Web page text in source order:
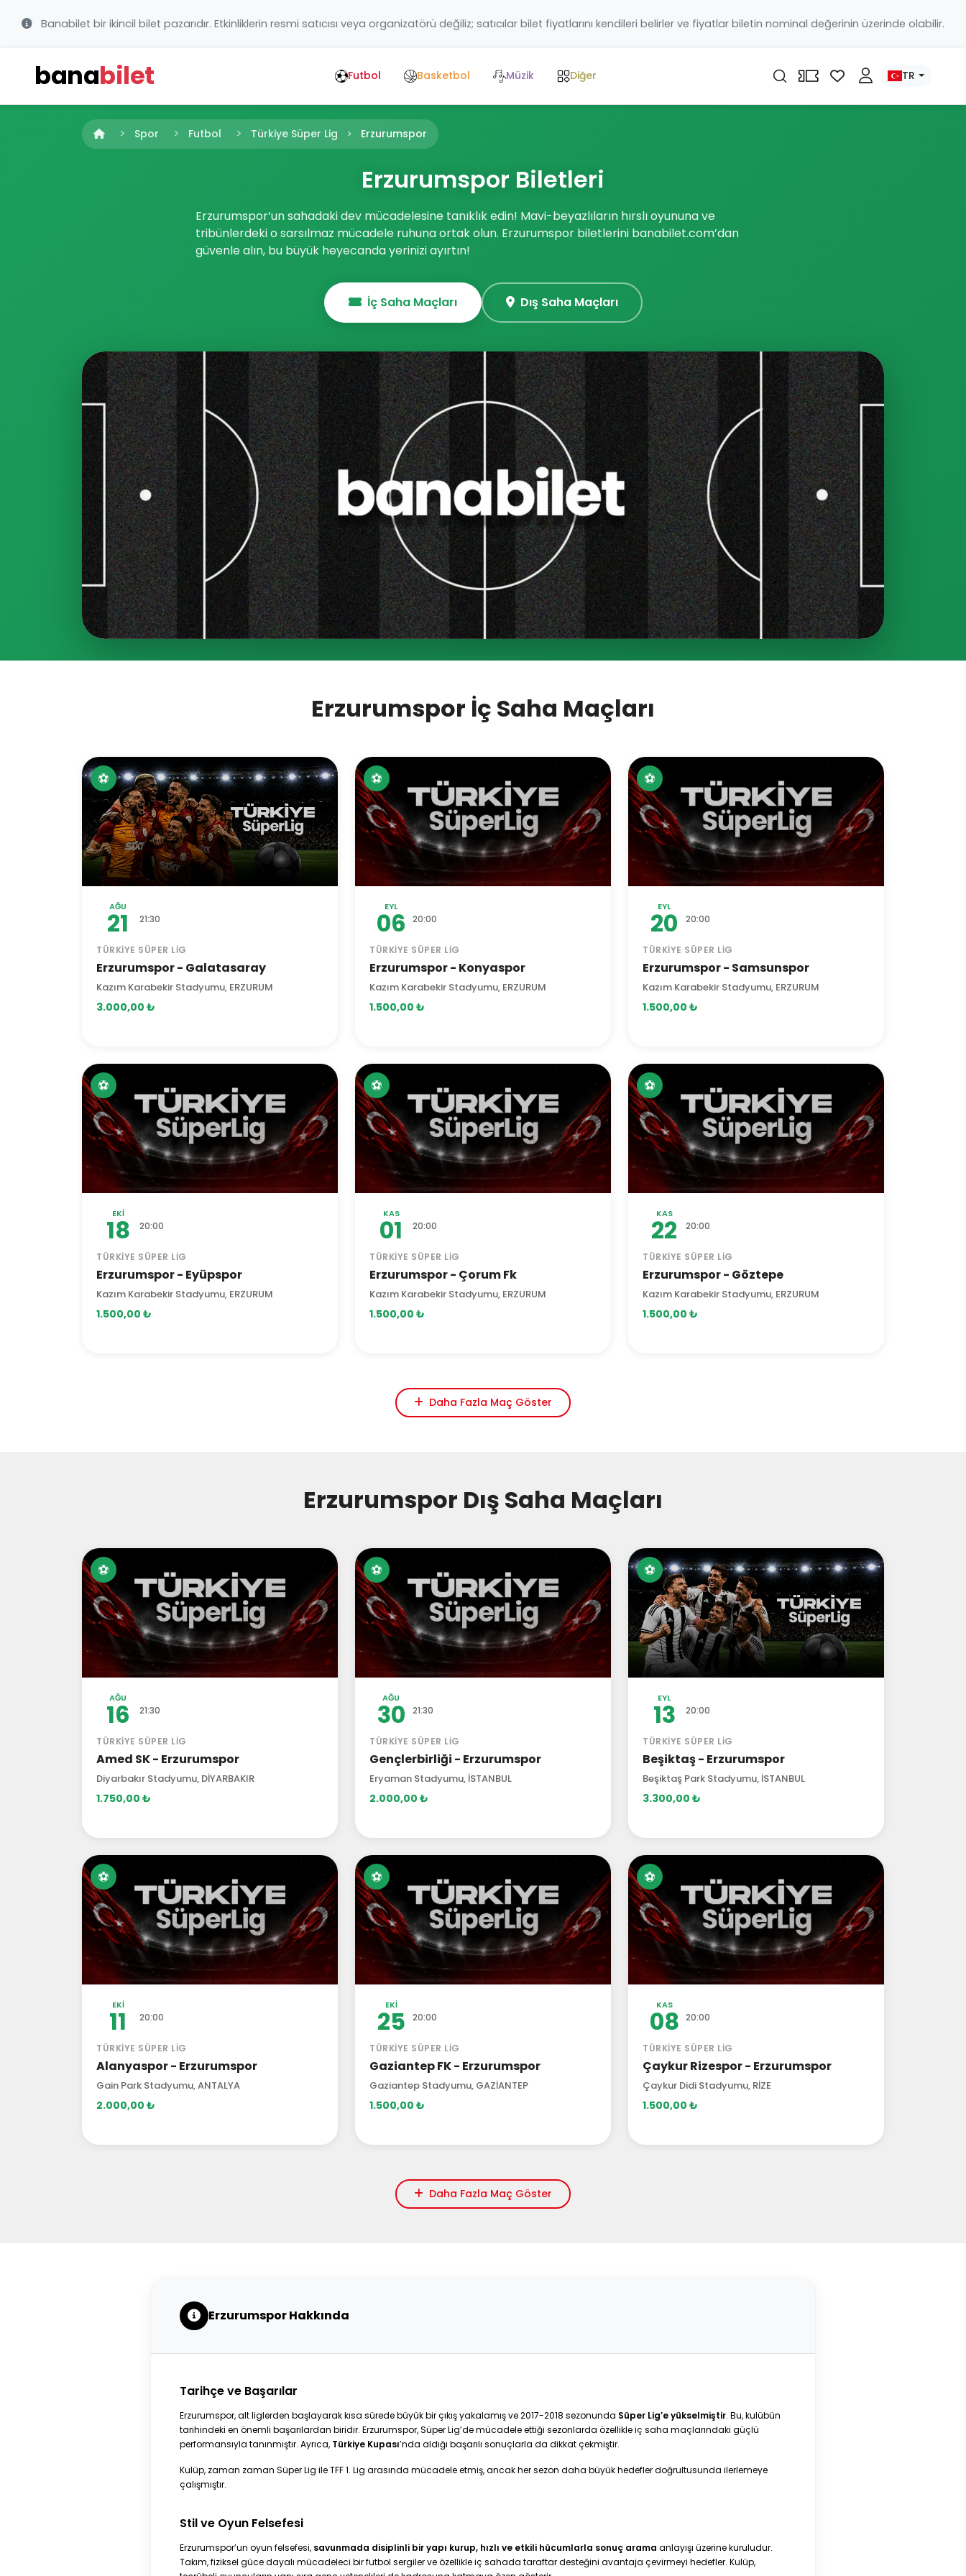
Banabilet bir ikincil bilet pazarıdır. Etkinliklerin resmi satıcısı veya organizatörü değiliz; satıcılar bilet fiyatlarını kendileri belirler ve fiyatlar biletin nominal değerinin üzerinde olabilir.
banabilet Futbol Basketbol Müzik Diğer TR
Spor Futbol Türkiye Süper Lig Erzurumspor
Erzurumspor Biletleri
Erzurumspor’un sahadaki dev mücadelesine tanıklık edin! Mavi-beyazlıların hırslı oyununa ve
tribünlerdeki o sarsılmaz mücadele ruhuna ortak olun. Erzurumspor biletlerini banabilet.com’dan
güvenle alın, bu büyük heyecanda yerinizi ayırtın!
İç Saha Maçları Dış Saha Maçları
Erzurumspor İç Saha Maçları
⚽
AĞU
21 21:30
TÜRKIYE SÜPER LIG
Erzurumspor - Galatasaray
Kazım Karabekir Stadyumu, ERZURUM
3.000,00 ₺
⚽
EYL
06 20:00
TÜRKIYE SÜPER LIG
Erzurumspor - Konyaspor
Kazım Karabekir Stadyumu, ERZURUM
1.500,00 ₺
⚽
EYL
20 20:00
TÜRKIYE SÜPER LIG
Erzurumspor - Samsunspor
Kazım Karabekir Stadyumu, ERZURUM
1.500,00 ₺
⚽
EKI
18 20:00
TÜRKIYE SÜPER LIG
Erzurumspor - Eyüpspor
Kazım Karabekir Stadyumu, ERZURUM
1.500,00 ₺
⚽
KAS
01 20:00
TÜRKIYE SÜPER LIG
Erzurumspor - Çorum Fk
Kazım Karabekir Stadyumu, ERZURUM
1.500,00 ₺
⚽
KAS
22 20:00
TÜRKIYE SÜPER LIG
Erzurumspor - Göztepe
Kazım Karabekir Stadyumu, ERZURUM
1.500,00 ₺
Daha Fazla Maç Göster
Erzurumspor Dış Saha Maçları
⚽
AĞU
16 21:30
TÜRKIYE SÜPER LIG
Amed SK - Erzurumspor
Diyarbakır Stadyumu, DİYARBAKIR
1.750,00 ₺
⚽
AĞU
30 21:30
TÜRKIYE SÜPER LIG
Gençlerbirliği - Erzurumspor
Eryaman Stadyumu, İSTANBUL
2.000,00 ₺
⚽
EYL
13 20:00
TÜRKIYE SÜPER LIG
Beşiktaş - Erzurumspor
Beşiktaş Park Stadyumu, İSTANBUL
3.300,00 ₺
⚽
EKI
11 20:00
TÜRKIYE SÜPER LIG
Alanyaspor - Erzurumspor
Gain Park Stadyumu, ANTALYA
2.000,00 ₺
⚽
EKI
25 20:00
TÜRKIYE SÜPER LIG
Gaziantep FK - Erzurumspor
Gaziantep Stadyumu, GAZİANTEP
1.500,00 ₺
⚽
KAS
08 20:00
TÜRKIYE SÜPER LIG
Çaykur Rizespor - Erzurumspor
Çaykur Didi Stadyumu, RİZE
1.500,00 ₺
Daha Fazla Maç Göster
Erzurumspor Hakkında
Tarihçe ve Başarılar
Erzurumspor, alt liglerden başlayarak kısa sürede büyük bir çıkış yakalamış ve 2017-2018 sezonunda Süper Lig’e yükselmiştir. Bu, kulübün
tarihindeki en önemli başarılardan biridir. Erzurumspor, Süper Lig’de mücadele ettiği sezonlarda özellikle iç saha maçlarındaki güçlü
performansıyla tanınmıştır. Ayrıca, Türkiye Kupası’nda aldığı başarılı sonuçlarla da dikkat çekmiştir.
Kulüp, zaman zaman Süper Lig ile TFF 1. Lig arasında mücadele etmiş, ancak her sezon daha büyük hedefler doğrultusunda ilerlemeye
çalışmıştır.
Stil ve Oyun Felsefesi
Erzurumspor’un oyun felsefesi, savunmada disiplinli bir yapı kurup, hızlı ve etkili hücumlarla sonuç arama anlayışı üzerine kuruludur.
Takım, fiziksel güce dayalı mücadeleci bir futbol sergiler ve özellikle iç sahada taraftar desteğini avantaja çevirmeyi hedefler. Kulüp,